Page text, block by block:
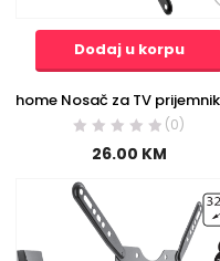
Dodaj u korpu
(0)
26.00 KM